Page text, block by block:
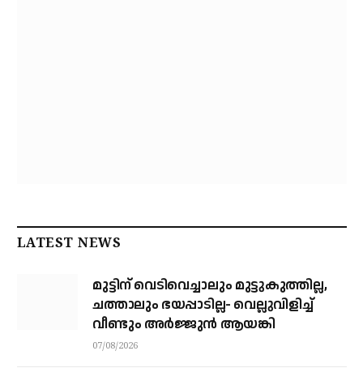
LATEST NEWS
മുട്ടിന് വെടിവെച്ചാലും മുട്ടുകുത്തില്ല,
ചത്താലും ഭയപ്പാടില്ല- വെല്ലുവിളിച്ച്
വീണ്ടും അർജ്ജുൻ ആയങ്കി
07/08/2026